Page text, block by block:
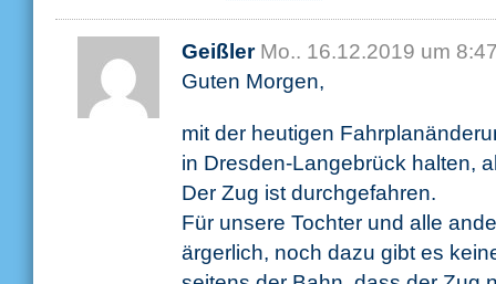
Geißler Mo.. 16.12.2019 um
Guten Morgen,
mit der heutigen
in Dresden-Langebrück halten,
Der Zug ist durchgefahren.
Für unsere Tochter und alle
ärgerlich, noch dazu gibt es